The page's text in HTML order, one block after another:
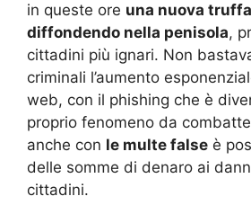
in queste ore una nuova
diffondendo nella penisola,
cittadini più ignari. Non
criminali l’aumento
web, con il phishing che è
proprio fenomeno da
anche con le multe false è
delle somme di denaro ai
cittadini.